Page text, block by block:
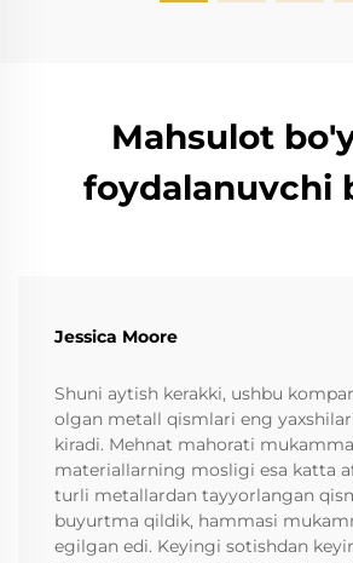
Mahsulot
foydalanuvchi
Jessica Moore
Shuni aytish kerakki, ushbu
olgan metall qismlari eng
kiradi. Mehnat mahorati
materiallarning mosligi esa katta
turli metallardan tayyorlangan
buyurtma qildik, hammasi
egilgan edi. Keyingi sotishdan